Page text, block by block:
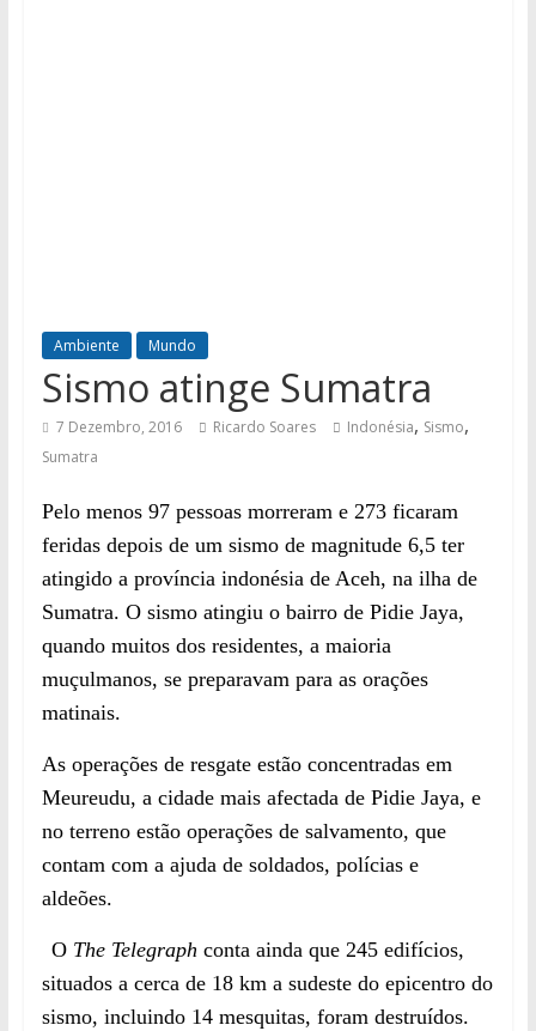
Ambiente Mundo
Sismo atinge Sumatra
7 Dezembro, 2016 Ricardo Soares Indonésia, Sismo,
Sumatra
Pelo menos 97 pessoas morreram e 273 ficaram
feridas depois de um sismo de magnitude 6,5 ter
atingido a província indonésia de Aceh, na ilha de
Sumatra. O sismo atingiu o bairro de Pidie Jaya,
quando muitos dos residentes, a maioria
muçulmanos, se preparavam para as orações
matinais.
As operações de resgate estão concentradas em
Meureudu, a cidade mais afectada de Pidie Jaya, e
no terreno estão operações de salvamento, que
contam com a ajuda de soldados, polícias e
aldeões.
O The Telegraph conta ainda que 245 edifícios,
situados a cerca de 18 km a sudeste do epicentro do
sismo, incluindo 14 mesquitas, foram destruídos.